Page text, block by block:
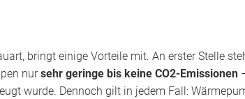
bringt einige Vorteile mit. An erster Stelle
nursehr geringe bis keine CO2-Emissionen
wurde. Dennoch gilt in jedem Fall: